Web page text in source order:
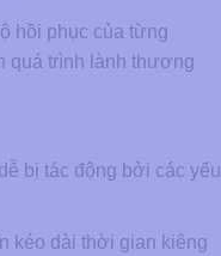
hồi phục của từng
quá trình lành thương
bị tác động bởi các yếu
kéo dài thời gian kiêng